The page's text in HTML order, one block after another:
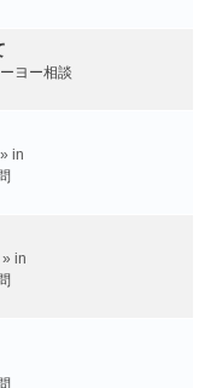
ヨー相談
in
in